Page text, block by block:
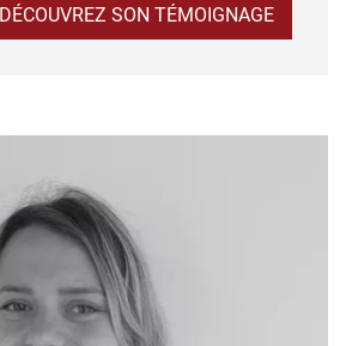
DÉCOUVREZ SON TÉMOIGNAGE